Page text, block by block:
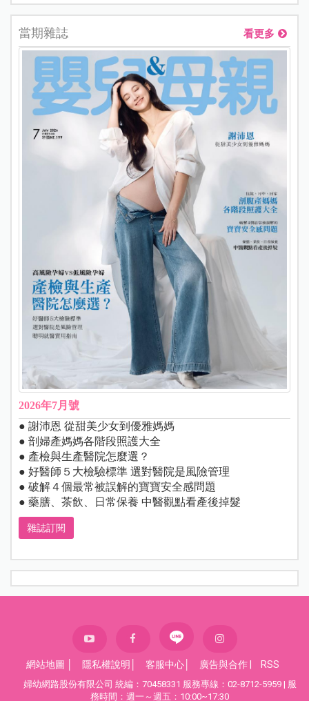
當期雜誌 看更多
2026年7月號
● 謝沛恩 從甜美少女到優雅媽媽
● 剖婦產媽媽各階段照護大全
● 產檢與生產醫院怎麼選？
● 好醫師５大檢驗標準 選對醫院是風險管理
● 破解４個最常被誤解的寶寶安全感問題
● 藥膳、茶飲、日常保養 中醫觀點看產後掉髮
雜誌訂閱
網站地圖 隱私權說明 客服中心 廣告與合作 RSS
婦幼網路股份有限公司 統編：70458331 服務專線：02-8712-5959 | 服
務時間：週一～週五：10:00~17:30